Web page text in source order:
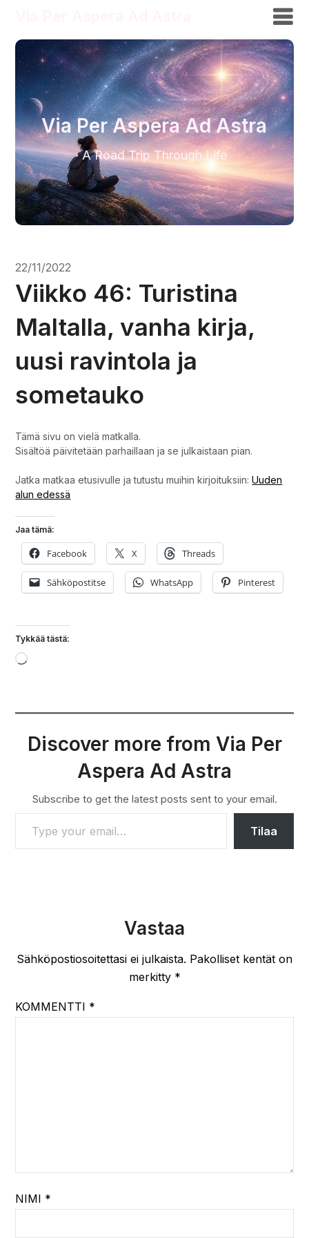
Via Per Aspera Ad Astra
A Road Trip Through Life
22/11/2022
Viikko 46: Turistina
Maltalla, vanha kirja,
uusi ravintola ja
sometauko
Tämä sivu on vielä matkalla.
Sisältöä päivitetään parhaillaan ja se julkaistaan pian.
Jatka matkaa etusivulle ja tutustu muihin kirjoituksiin:Uuden
alun edessä
Jaa tämä:
Facebook X Threads
Sähköpostitse WhatsApp Pinterest
Tykkää tästä:
Loading…
Discover more from Via Per
Aspera Ad Astra
Subscribe to get the latest posts sent to your email.
TYPE YOUR EMAIL…
Tilaa
Vastaa
Sähköpostiosoitettasi ei julkaista. Pakolliset kentät on
merkitty *
KOMMENTTI *
NIMI *